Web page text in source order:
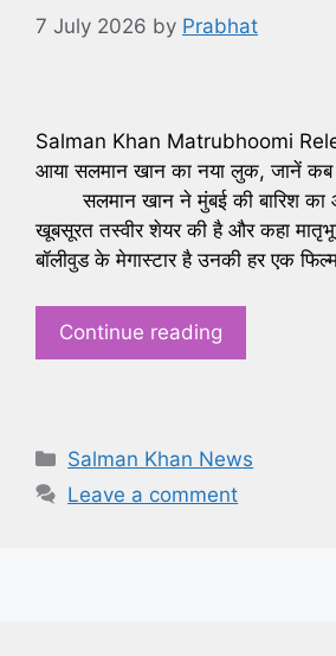
7 July 2026 by Prabhat
Salman Khan Matrubhoomi
आया सलमान खान का नया लुक, जानें कब
सलमान खान ने मुंबई की बारिश का
खूबसूरत तस्वीर शेयर की है और कहा
बॉलीवुड के मेगास्टार है उनकी हर एक
Continue reading
Categories
Salman Khan News
Leave a comment